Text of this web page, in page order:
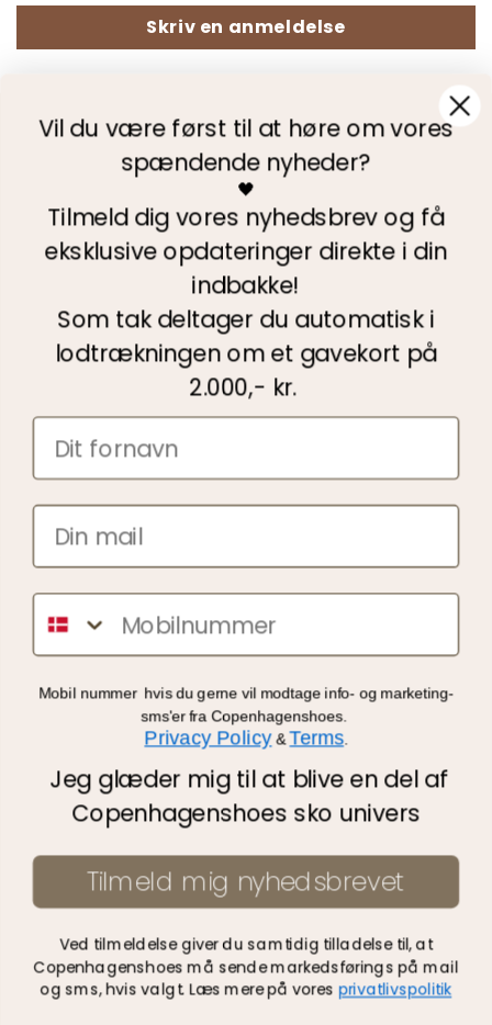
Skriv en anmeldelse
Fri Fragt
+73.000 følgere
følg os på Instagram @copenhagenshoes
30 dages fuld returret
100% sikker shopping hos Copenhagenshoes
YouTubeTikTok
Copenhagen Shoes ApS
8660 Skanderborg
Danmark
CVR: 35465502
Kundeservice
Nyhedsbrev
Vigtig information
Om os
We Care
Privatlivspolitik
Vil du være først til at høre om vores
spændende nyheder?
🖤
Tilmeld dig vores nyhedsbrev og få
eksklusive opdateringer direkte i din
indbakke!
Som tak deltager du automatisk i
lodtrækningen om et gavekort på
2.000,- kr.
Sms
Mobil nummer hvis du gerne vil modtage info- og marketing-
sms'er fra Copenhagenshoes.
Privacy Policy&Terms.
Jeg glæder mig til at blive en del af
Copenhagenshoes sko univers
Tilmeld mig nyhedsbrevet
Ved tilmeldelse giver du samtidig tilladelse til, at
Copenhagenshoes må sende markedsførings på mail
og sms, hvis valgt. Læs mere på vores privatlivspolitik